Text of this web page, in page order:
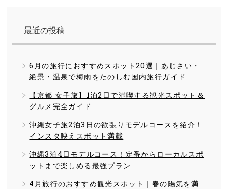
最近の投稿
6月の旅行におすすめスポット20選｜あじさい・
絶景・温泉で梅雨をたのしむ国内旅行ガイド
【京都 女子旅】1泊2日で満喫する観光スポット＆
グルメ完全ガイド
沖縄女子旅2泊3日の欲張りモデルコースを紹介！
インスタ映えスポット満載
沖縄3泊4日モデルコース！定番からローカルスポ
ットまで楽しめる最強プラン
4月旅行のおすすめ観光スポット｜春の陽気を満